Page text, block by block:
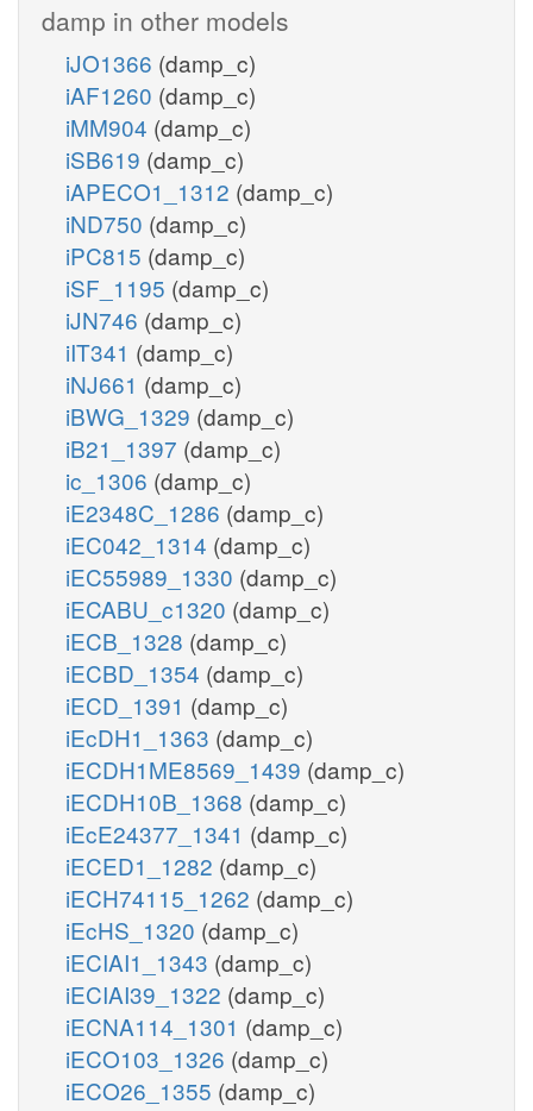
damp in other models
iJO1366 (damp_c)
iAF1260 (damp_c)
iMM904 (damp_c)
iSB619 (damp_c)
iAPECO1_1312 (damp_c)
iND750 (damp_c)
iPC815 (damp_c)
iSF_1195 (damp_c)
iJN746 (damp_c)
iIT341 (damp_c)
iNJ661 (damp_c)
iBWG_1329 (damp_c)
iB21_1397 (damp_c)
ic_1306 (damp_c)
iE2348C_1286 (damp_c)
iEC042_1314 (damp_c)
iEC55989_1330 (damp_c)
iECABU_c1320 (damp_c)
iECB_1328 (damp_c)
iECBD_1354 (damp_c)
iECD_1391 (damp_c)
iEcDH1_1363 (damp_c)
iECDH1ME8569_1439 (damp_c)
iECDH10B_1368 (damp_c)
iEcE24377_1341 (damp_c)
iECED1_1282 (damp_c)
iECH74115_1262 (damp_c)
iEcHS_1320 (damp_c)
iECIAI1_1343 (damp_c)
iECIAI39_1322 (damp_c)
iECNA114_1301 (damp_c)
iECO103_1326 (damp_c)
iECO26_1355 (damp_c)